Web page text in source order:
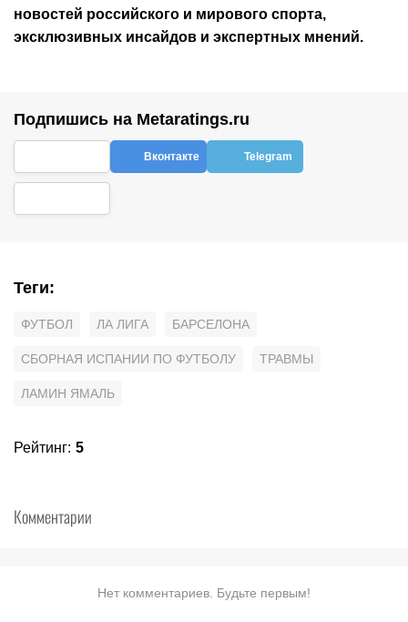
новостей российского и мирового спорта,
эксклюзивных инсайдов и экспертных мнений.
Подпишись на Metaratings.ru
Вконтакте Telegram
Теги:
ФУТБОЛ ЛА ЛИГА БАРСЕЛОНА
СБОРНАЯ ИСПАНИИ ПО ФУТБОЛУ ТРАВМЫ
ЛАМИН ЯМАЛЬ
Рейтинг: 5
Комментарии
Нет комментариев. Будьте первым!